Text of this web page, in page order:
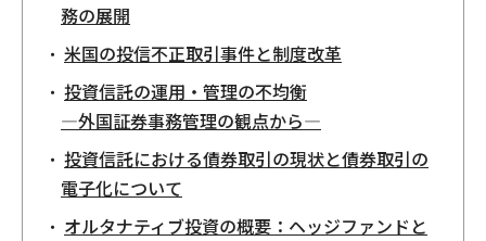
務の展開
米国の投信不正取引事件と制度改革
投資信託の運用・管理の不均衡
―外国証券事務管理の観点から―
投資信託における債券取引の現状と債券取引の
電子化について
オルタナティブ投資の概要：ヘッジファンドと